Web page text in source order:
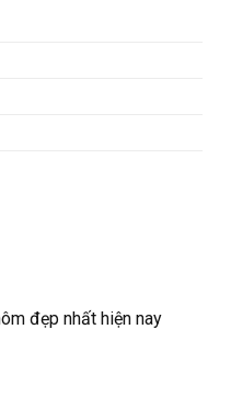
đẹp nhất hiện nay